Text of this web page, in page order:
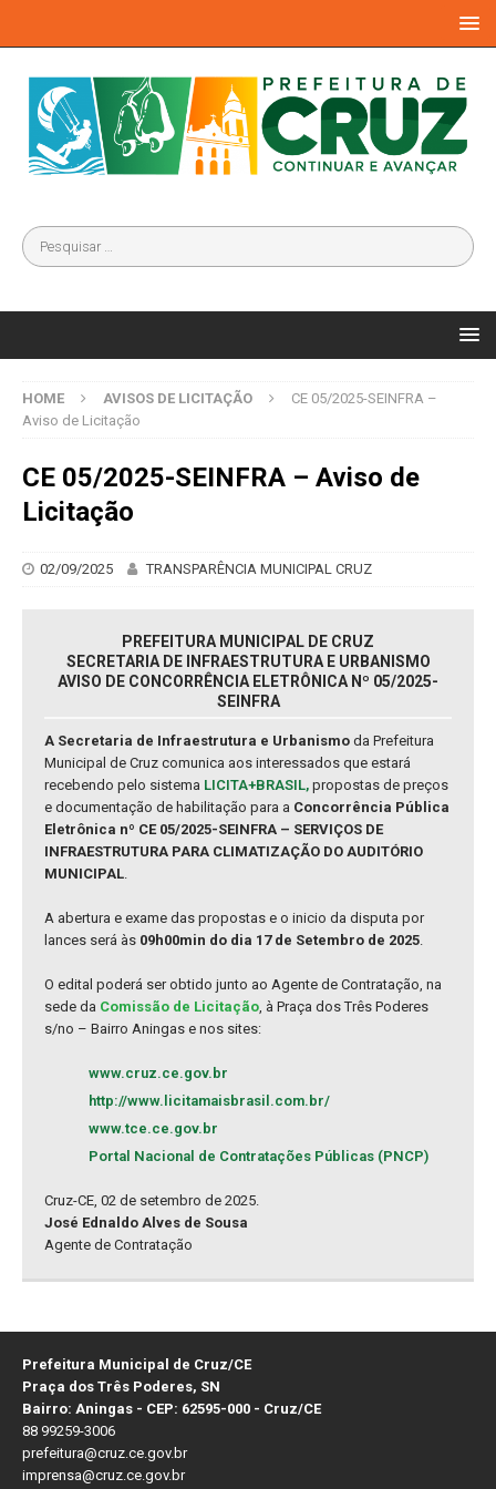
HOME AVISOS DE LICITAÇÃO
CE 05/2025-SEINFRA –
Aviso de Licitação
CE 05/2025-SEINFRA – Aviso de
Licitação
02/09/2025 TRANSPARÊNCIA MUNICIPAL CRUZ
PREFEITURA MUNICIPAL DE CRUZ
SECRETARIA DE INFRAESTRUTURA E URBANISMO
AVISO DE CONCORRÊNCIA ELETRÔNICA Nº 05/2025-
SEINFRA
A Secretaria de Infraestrutura e Urbanismo da Prefeitura
Municipal de Cruz comunica aos interessados que estará
recebendo pelo sistema LICITA+BRASIL, propostas de preços
e documentação de habilitação para a Concorrência Pública
Eletrônica nº CE 05/2025-SEINFRA – SERVIÇOS DE
INFRAESTRUTURA PARA CLIMATIZAÇÃO DO AUDITÓRIO
MUNICIPAL.
A abertura e exame das propostas e o inicio da disputa por
lances será às 09h00min do dia 17 de Setembro de 2025.
O edital poderá ser obtido junto ao Agente de Contratação, na
sede da Comissão de Licitação, à Praça dos Três Poderes
s/no – Bairro Aningas e nos sites:
www.cruz.ce.gov.br
http://www.licitamaisbrasil.com.br/
www.tce.ce.gov.br
Portal Nacional de Contratações Públicas (PNCP)
Cruz-CE, 02 de setembro de 2025.
José Ednaldo Alves de Sousa
Agente de Contratação
Prefeitura Municipal de Cruz/CE
Praça dos Três Poderes, SN
Bairro: Aningas - CEP: 62595-000 - Cruz/CE
88 99259-3006
prefeitura@cruz.ce.gov.br
imprensa@cruz.ce.gov.br